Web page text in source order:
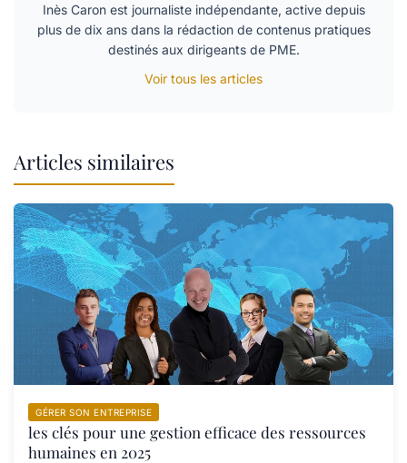
Inès Caron est journaliste indépendante, active depuis
plus de dix ans dans la rédaction de contenus pratiques
destinés aux dirigeants de PME.
Voir tous les articles
Articles similaires
GÉRER SON ENTREPRISE
les clés pour une gestion efficace des ressources
humaines en 2025